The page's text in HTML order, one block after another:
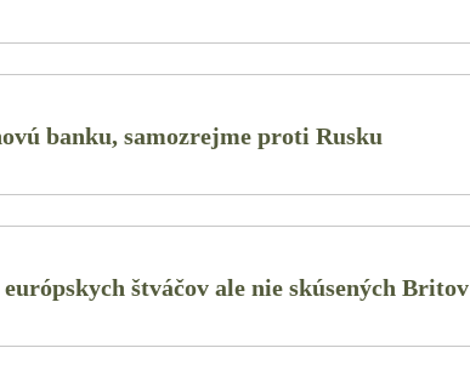
banku, samozrejme proti Rusku
štváčov ale nie skúsených Britov